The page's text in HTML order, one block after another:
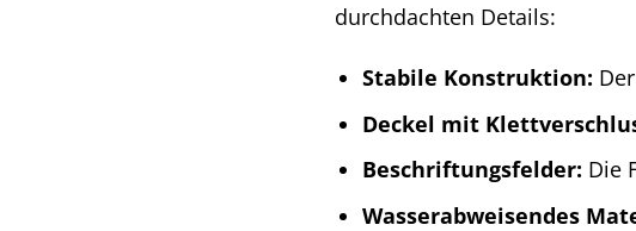
durchdachten Details:
Stabile Konstruktion:
Deckel mit
Beschriftungsfelder: Die
Wasserabweisendes